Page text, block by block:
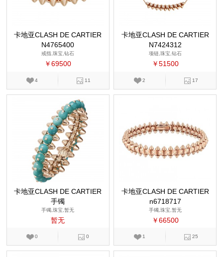
卡地亚CLASH DE CARTIER
N4765400
戒指,珠宝,钻石
￥69500
4 11
卡地亚CLASH DE CARTIER
N7424312
项链,珠宝,钻石
￥51500
2 17
卡地亚CLASH DE CARTIER
手镯
手镯,珠宝,暂无
暂无
0 0
卡地亚CLASH DE CARTIER
n6718717
手镯,珠宝,暂无
￥66500
1 25